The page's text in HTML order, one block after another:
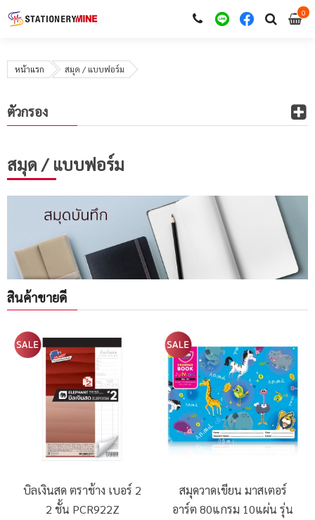
00
หน้าแรก สมุด / แบบฟอร์ม
สมุด / แบบฟอร์ม
สินค้าขายดี
บิลเงินสด ตราช้าง เบอร์ 2
2 ชั้น PCR922Z
สมุดวาดเขียน มาสเตอร์
อาร์ต 80แกรม 10แผ่น รุ่น
ตัวกรอง